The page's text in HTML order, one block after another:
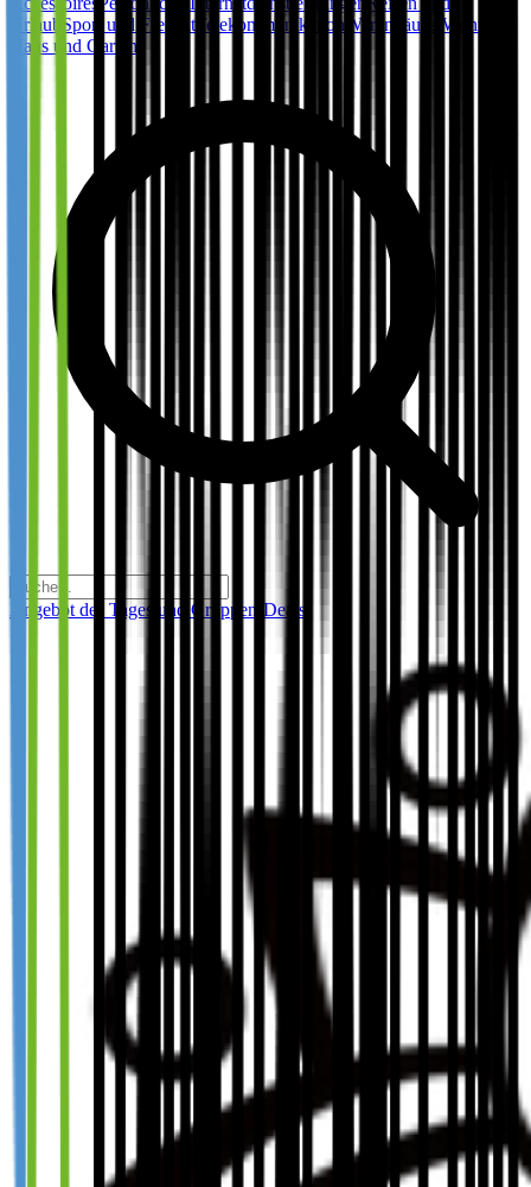
Urlaub Sport und Freizeit Telekommunikation Warenhäuser Wohnen,
Haus und Garten
Angebot des Tages und Gruppen-Deals